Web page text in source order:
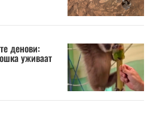
денови:
уживаат